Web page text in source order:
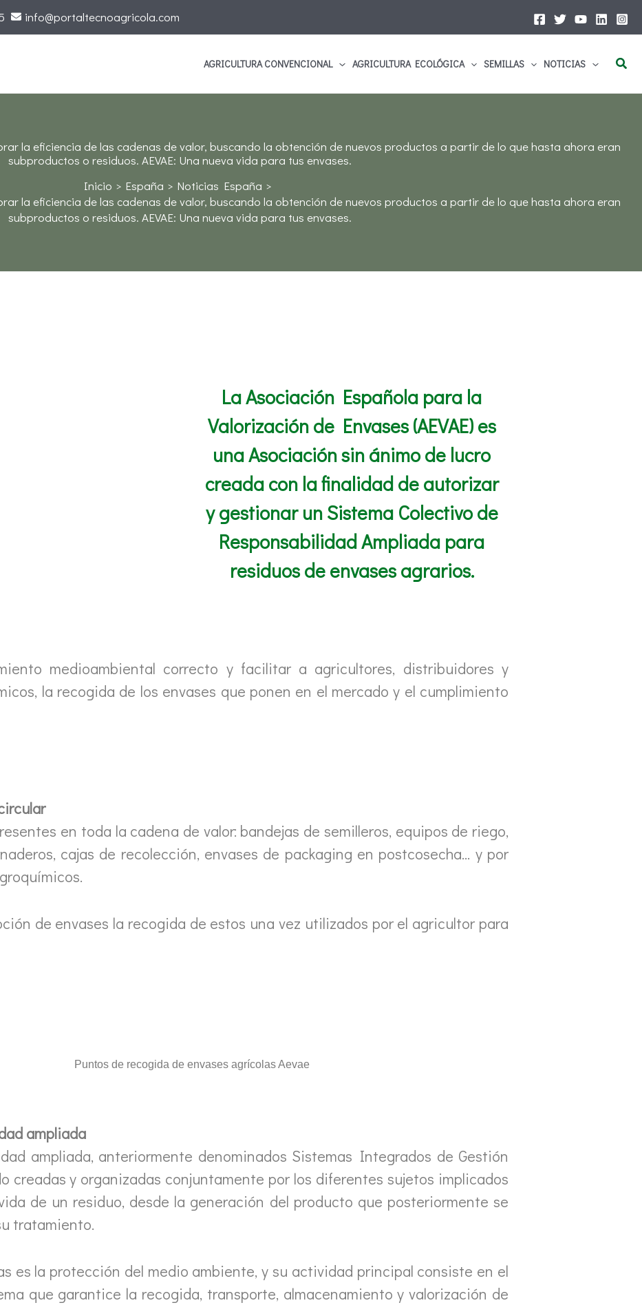
info@portaltecnoagricola.com
AGRICULTURA CONVENCIONAL AGRICULTURA ECOLÓGICA SEMILLAS NOTICIAS
la eficiencia de las cadenas de valor, buscando la obtención de nuevos productos a partir de lo que hasta ahora eran
subproductos o residuos. AEVAE: Una nueva vida para tus envases.
Inicio
España
Noticias España
la eficiencia de las cadenas de valor, buscando la obtención de nuevos productos a partir de lo que hasta ahora eran
subproductos o residuos. AEVAE: Una nueva vida para tus envases.
La Asociación Española para la
Valorización de Envases (AEVAE) es
una Asociación sin ánimo de lucro
creada con la finalidad de autorizar
y gestionar un Sistema Colectivo de
Responsabilidad Ampliada para
residuos de envases agrarios.
medioambiental correcto y facilitar a agricultores, distribuidores y
la recogida de los envases que ponen en el mercado y el cumplimiento
en toda la cadena de valor: bandejas de semilleros, equipos de riego,
cajas de recolección, envases de packaging en postcosecha… y por
de envases la recogida de estos una vez utilizados por el agricultor para
Puntos de recogida de envases agrícolas Aevae
ampliada
ampliada, anteriormente denominados Sistemas Integrados de Gestión
creadas y organizadas conjuntamente por los diferentes sujetos implicados
de un residuo, desde la generación del producto que posteriormente se
tratamiento.
es la protección del medio ambiente, y su actividad principal consiste en el
que garantice la recogida, transporte, almacenamiento y valorización de